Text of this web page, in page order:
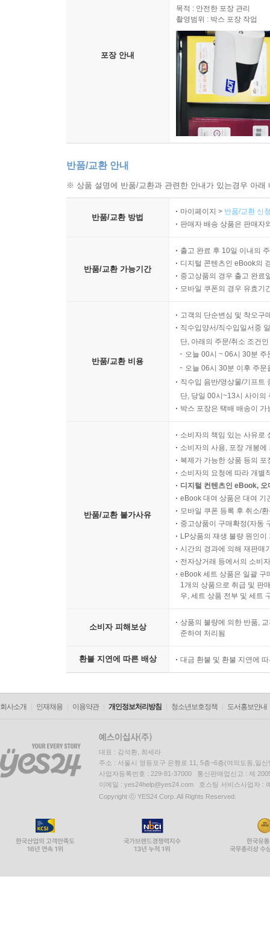
포장 안내
목적 : 안전한 포장 관리
촬영범위 : 박스 포장 작업
반품/교환 안내
※ 상품 설명에 반품/교환과 관련한 안내가 있는경우 아
반품/교환 방법
마이페이지 > 반품/교환 신
판매자 배송 상품은 판매자
반품/교환 가능기간
출고 완료 후 10일 이내의
디지털 콘텐츠인 eBook의
중고상품의 경우 출고 완료
모바일 쿠폰의 경우 유효기
반품/교환 비용
고객의 단순변심 및 착오구
직수입양서/직수입일서중
단, 아래의 주문/취소 조건
오늘 00시 ~ 06시 30분
오늘 06시 30분 이후 주
직수입 음반/영상물/기프트
단, 당일 00시~13시 사이의
박스 포장은 택배 배송이
반품/교환 불가사유
소비자의 책임 있는 사유로
소비자의 사용, 포장 개봉
복제가 가능한 상품 등의
소비자의 요청에 따라 개별
디지털 컨텐츠인 eBook,
eBook 대여 상품은 대여 기
모바일 쿠폰 등록 후 취소/
중고상품이 구매확정(자동
LP상품의 재생 불량 원인
시간의 경과에 의해 재판매
전자상거래 등에서의 소비
eBook 세트 상품은 일괄 구
1개의 상품으로 취급 및 판
우, 세트 상품 전부 및 세트
소비자 피해보상
상품의 불량에 의한 반품,
준하여 처리됨
환불 지연에 따른 배상 대금 환불 및 환불 지연에
회사소개 인재채용 이용약관 개인정보처리방침 청소년보호정책 도서홍보안내
대표 : 김석환, 최세라
주소 : 서울시 영등포구 은행로 11, 5층~6층(여의도동,일신
사업자등록번호 : 229-81-37000 통신판매업신고 : 제
이메일 : yes24help@yes24.com 호스팅 서비스사업자 :
Copyright ⓒ YES24 Corp. All Rights Reserved.